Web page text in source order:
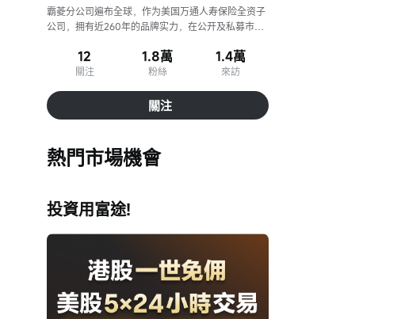
霸菱分公司遍布全球，作为美国万通人寿保险全资子
公司，拥有近260年的品牌实力，在公开及私募市场
12
關注
1.8萬
粉絲
1.4萬
來訪
關注
熱門市場機會
投資用富途!